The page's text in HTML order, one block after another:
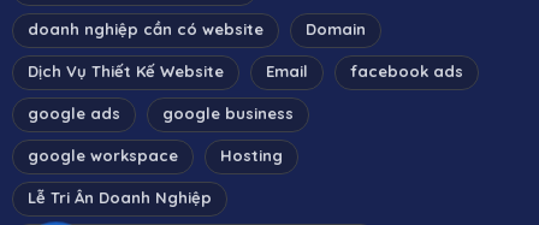
doanh nghiệp cần có website Domain
Dịch Vụ Thiết Kế Website Email facebook ads
google ads google business
google workspace Hosting
Lễ Tri Ân Doanh Nghiệp